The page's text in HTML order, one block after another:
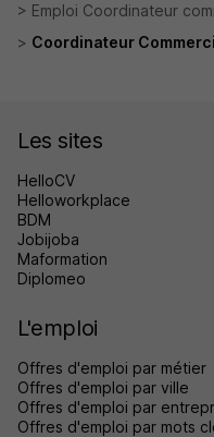
Emploi Coordinateur
Coordinateur
Les sites
HelloCV
Helloworkplace
BDM
Jobijoba
Maformation
Diplomeo
L'emploi
Offres d'emploi par métier
Offres d'emploi par ville
Offres d'emploi par
Offres d'emploi par mots